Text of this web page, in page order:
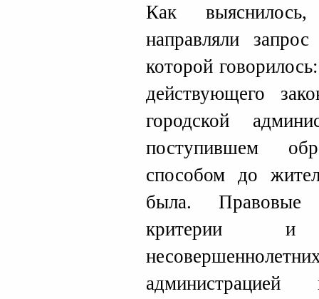
Как
направляли
которой
действующего
городской
поступившем
способом до
была. Правовые
критерии и